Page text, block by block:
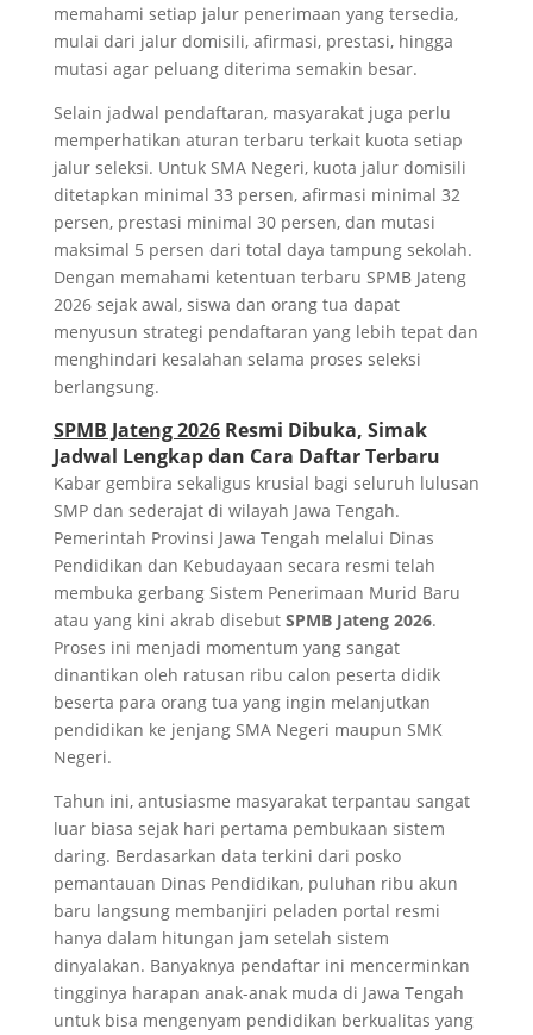
memahami setiap jalur penerimaan yang tersedia,
mulai dari jalur domisili, afirmasi, prestasi, hingga
mutasi agar peluang diterima semakin besar.
Selain jadwal pendaftaran, masyarakat juga perlu
memperhatikan aturan terbaru terkait kuota setiap
jalur seleksi. Untuk SMA Negeri, kuota jalur domisili
ditetapkan minimal 33 persen, afirmasi minimal 32
persen, prestasi minimal 30 persen, dan mutasi
maksimal 5 persen dari total daya tampung sekolah.
Dengan memahami ketentuan terbaru SPMB Jateng
2026 sejak awal, siswa dan orang tua dapat
menyusun strategi pendaftaran yang lebih tepat dan
menghindari kesalahan selama proses seleksi
berlangsung.
SPMB Jateng 2026Resmi Dibuka, Simak
Jadwal Lengkap dan Cara Daftar Terbaru
Kabar gembira sekaligus krusial bagi seluruh lulusan
SMP dan sederajat di wilayah Jawa Tengah.
Pemerintah Provinsi Jawa Tengah melalui Dinas
Pendidikan dan Kebudayaan secara resmi telah
membuka gerbang Sistem Penerimaan Murid Baru
atau yang kini akrab disebut SPMB Jateng 2026.
Proses ini menjadi momentum yang sangat
dinantikan oleh ratusan ribu calon peserta didik
beserta para orang tua yang ingin melanjutkan
pendidikan ke jenjang SMA Negeri maupun SMK
Negeri.
Tahun ini, antusiasme masyarakat terpantau sangat
luar biasa sejak hari pertama pembukaan sistem
daring. Berdasarkan data terkini dari posko
pemantauan Dinas Pendidikan, puluhan ribu akun
baru langsung membanjiri peladen portal resmi
hanya dalam hitungan jam setelah sistem
dinyalakan. Banyaknya pendaftar ini mencerminkan
tingginya harapan anak-anak muda di Jawa Tengah
untuk bisa mengenyam pendidikan berkualitas yang